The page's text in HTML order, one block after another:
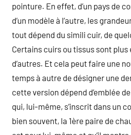
pointure. En effet, d’un pays de
d’un modèle à l’autre, les
tout dépend du simili cuir, de
Certains cuirs ou tissus sont plus
d’autres. Et cela peut faire une
temps à autre de désigner une
cette version dépend d’emblée
qui, lui-même, s’inscrit dans un
bien souvent, la 1ère paire de